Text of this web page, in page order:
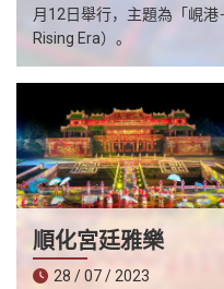
月12日舉行，主題為「峴
Rising Era）。
順化宮廷雅樂
28 / 07 / 2023